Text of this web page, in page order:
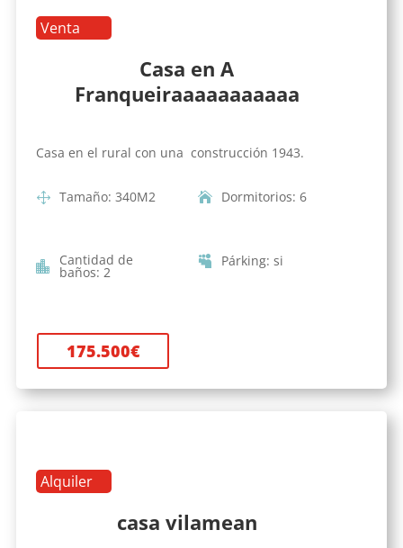
Venta
Casa en A
Franqueiraaaaaaaaaaa
Casa en el rural con una construcción 1943.
Tamaño: 340M2 Dormitorios: 6
Cantidad de
baños: 2
Párking: si
175.500€
Alquiler
casa vilamean